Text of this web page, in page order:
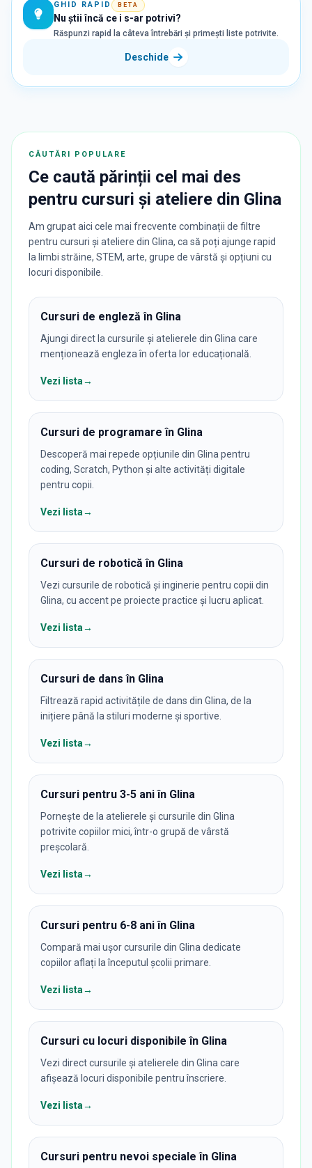
GHID RAPID BETA
Nu știi încă ce i s-ar potrivi?
Răspunzi rapid la câteva întrebări și primești liste potrivite.
Deschide
CĂUTĂRI POPULARE
Ce caută părinții cel mai des
pentru cursuri și ateliere din Glina
Am grupat aici cele mai frecvente combinații de filtre
pentru cursuri și ateliere din Glina, ca să poți ajunge rapid
la limbi străine, STEM, arte, grupe de vârstă și opțiuni cu
locuri disponibile.
Cursuri de engleză în Glina
Ajungi direct la cursurile și atelierele din Glina care
menționează engleza în oferta lor educațională.
Vezi lista→
Cursuri de programare în Glina
Descoperă mai repede opțiunile din Glina pentru
coding, Scratch, Python și alte activități digitale
pentru copii.
Vezi lista→
Cursuri de robotică în Glina
Vezi cursurile de robotică și inginerie pentru copii din
Glina, cu accent pe proiecte practice și lucru aplicat.
Vezi lista→
Cursuri de dans în Glina
Filtrează rapid activitățile de dans din Glina, de la
inițiere până la stiluri moderne și sportive.
Vezi lista→
Cursuri pentru 3-5 ani în Glina
Pornește de la atelierele și cursurile din Glina
potrivite copiilor mici, într-o grupă de vârstă
preșcolară.
Vezi lista→
Cursuri pentru 6-8 ani în Glina
Compară mai ușor cursurile din Glina dedicate
copiilor aflați la începutul școlii primare.
Vezi lista→
Cursuri cu locuri disponibile în Glina
Vezi direct cursurile și atelierele din Glina care
afișează locuri disponibile pentru înscriere.
Vezi lista→
Cursuri pentru nevoi speciale în Glina